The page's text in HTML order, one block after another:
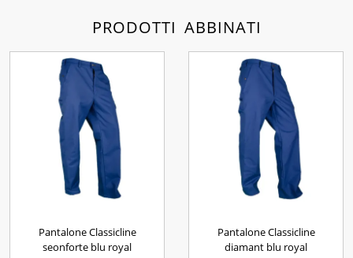
PRODOTTI ABBINATI
Pantalone Classicline
seonforte blu royal
Pantalone Classicline
diamant blu royal